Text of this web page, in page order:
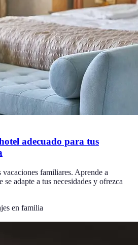
adecuado para tus
familiares. Aprende a
adapte a tus necesidades y ofrezca
en familia